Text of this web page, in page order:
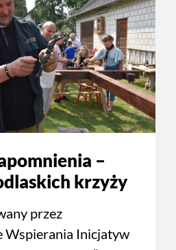
–
krzyży
przez
Wspierania Inicjatyw